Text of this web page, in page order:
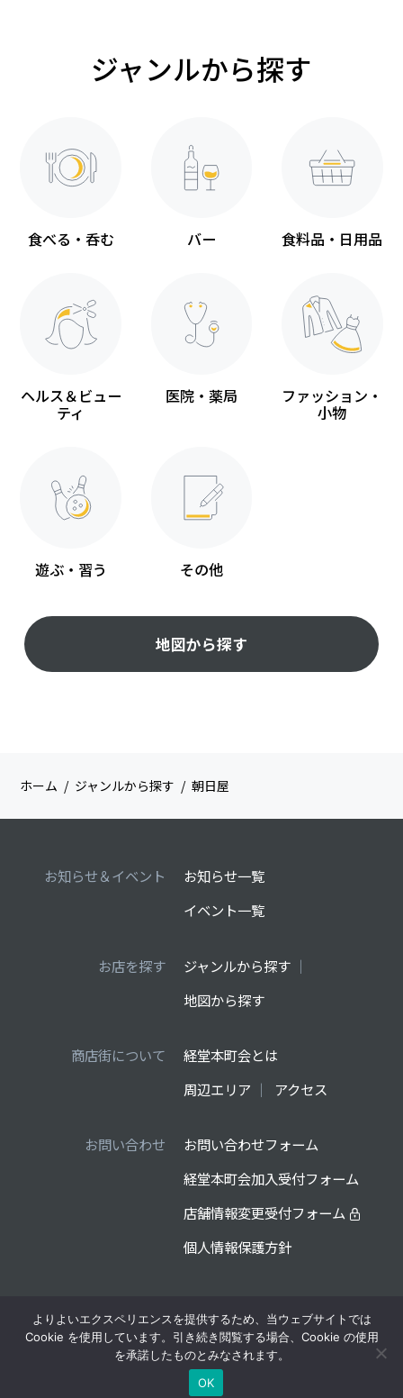
ジャンルから探す
食べる・呑む バー 食料品・日用品
ヘルス＆ビュー
ティ
医院・薬局 ファッション・
小物
遊ぶ・習う その他
地図から探す
ホーム ジャンルから探す 朝日屋
お知らせ＆イベント
お知らせ一覧
イベント一覧
お店を探す
ジャンルから探す
地図から探す
商店街について
経堂本町会とは
周辺エリア
アクセス
お問い合わせ
お問い合わせフォーム
経堂本町会加入受付フォーム
店舗情報変更受付フォーム
個人情報保護方針
制作・運営管理：経堂本町会
©2026 経堂本町会 ALL RIGHTS RESERVED
よりよいエクスペリエンスを提供するため、当ウェブサイトでは
Cookie を使用しています。引き続き閲覧する場合、Cookie の使用
を承諾したものとみなされます。
OK